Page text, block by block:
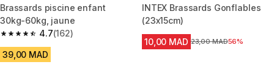
Brassards piscine enfant
30kg-60kg, jaune
4.7
4.7 out of 5 stars from 162 reviews
(162)
39,00 MAD
INTEX Brassards Gonflables
(23x15cm)
10,00 MAD Prix avant la réduction
23,00 MAD56%